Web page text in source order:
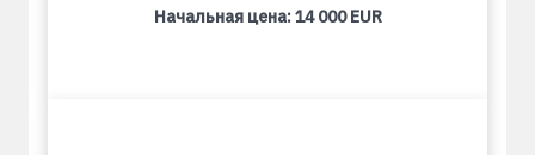
Начальная цена:14 000 EUR